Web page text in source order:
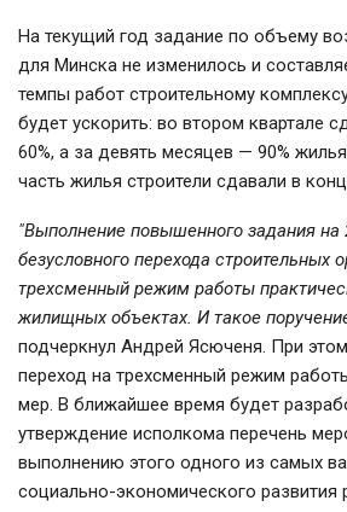
На текущий год задание по объему
для Минска не изменилось и
темпы работ строительному
будет ускорить: во втором квартале
60%, а за девять месяцев — 90%
часть жилья строители сдавали в
"Выполнение повышенного задания на
безусловного перехода строительных
трехсменный режим работы
жилищных объектах. И такое
подчеркнул Андрей Ясюченя. При
переход на трехсменный режим
мер. В ближайшее время будет
утверждение исполкома перечень
выполнению этого одного из самых
социально-экономического развития